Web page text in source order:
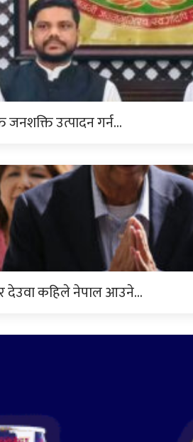
जनशक्ति उत्पादन गर्न…
देउवा कहिले नेपाल आउने…